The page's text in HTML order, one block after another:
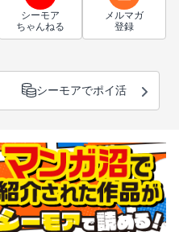
シーモア
ちゃんねる
メルマガ
登録
シーモアでポイ活